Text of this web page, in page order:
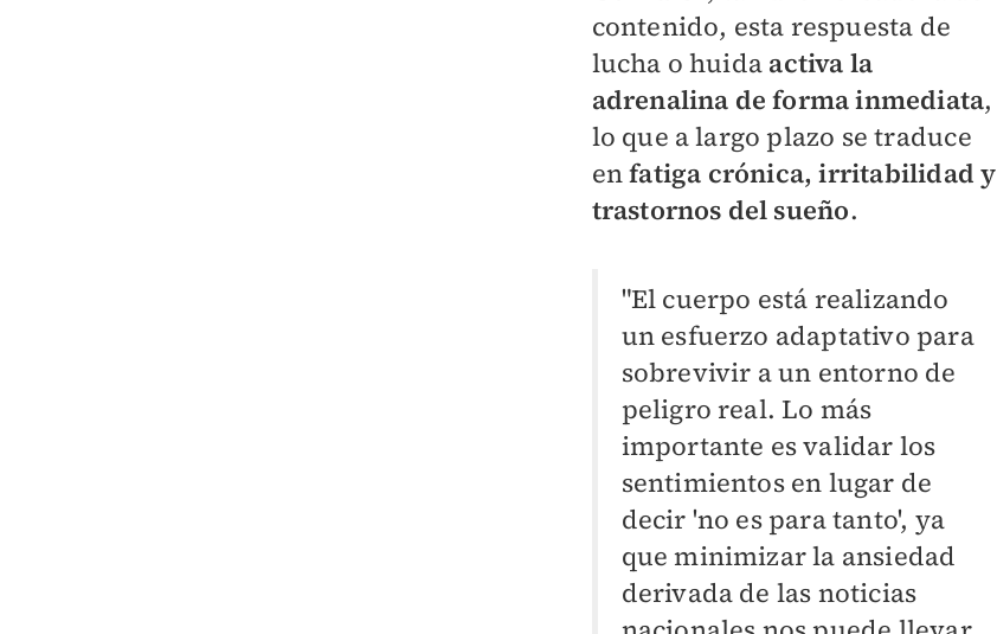
contenido, esta respuesta de
lucha o huida activa la
adrenalina de forma inmediata,
lo que a largo plazo se traduce
enfatiga crónica, irritabilidad y
trastornos del sueño.
"El cuerpo está realizando
un esfuerzo adaptativo para
sobrevivir a un entorno de
peligro real. Lo más
importante es validar los
sentimientos en lugar de
decir 'no es para tanto', ya
que minimizar la ansiedad
derivada de las noticias